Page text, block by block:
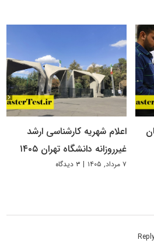
اعلام شهریه کارشناسی ارشد
غیرروزانه دانشگاه تهران ۱۴۰۵
۷ مرداد, ۱۴۰۵ | ۳ دیدگاه